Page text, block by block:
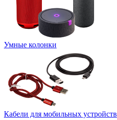
Умные колонки
Кабели для мобильных устройств